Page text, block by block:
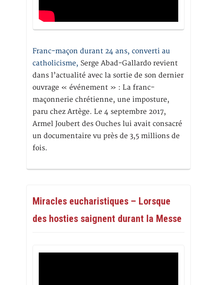
Franc-maçon durant 24 ans, converti au
catholicisme, Serge Abad-Gallardo revient
dans l’actualité avec la sortie de son dernier
ouvrage « événement » : La franc-
maçonnerie chrétienne, une imposture,
paru chez Artège. Le 4 septembre 2017,
Armel Joubert des Ouches lui avait consacré
un documentaire vu près de 3,5 millions de
fois.
Miracles eucharistiques – Lorsque
des hosties saignent durant la Messe